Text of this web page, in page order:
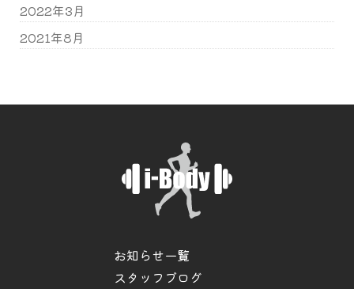
2022年3月
2021年8月
お知らせ一覧
スタッフブログ